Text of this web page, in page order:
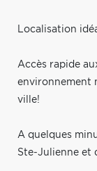
Localisation
Accès rapide
environnement
ville!
A quelques
Ste-Julienne et